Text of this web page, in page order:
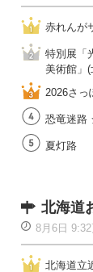
赤れんが
特別展「
美術館」
2026さっ
恐竜迷路
夏灯路
北海道
8月6日
北海道立